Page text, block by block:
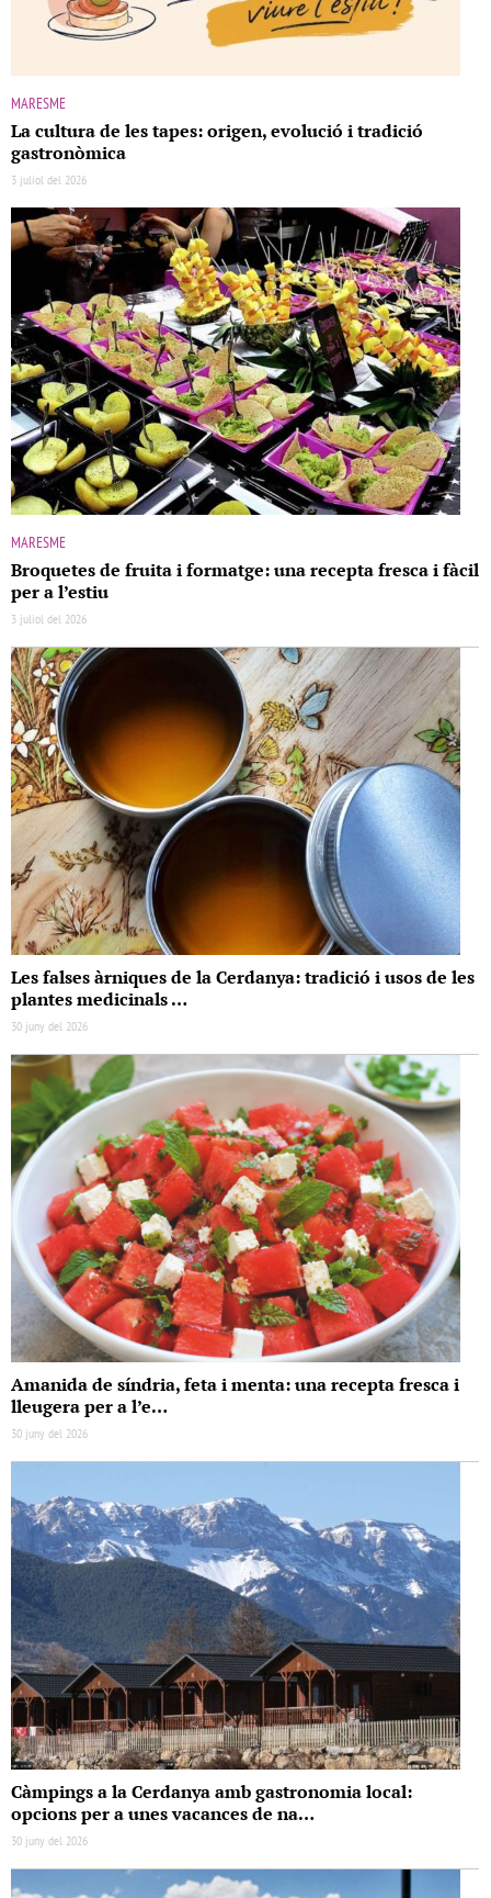
MARESME
La cultura de les tapes: origen, evolució i tradició
gastronòmica
3 juliol del 2026
MARESME
Broquetes de fruita i formatge: una recepta fresca i fàcil
per a l’estiu
3 juliol del 2026
Les falses àrniques de la Cerdanya: tradició i usos de les
plantes medicinals …
30 juny del 2026
Amanida de síndria, feta i menta: una recepta fresca i
lleugera per a l’e…
30 juny del 2026
Càmpings a la Cerdanya amb gastronomia local:
opcions per a unes vacances de na…
30 juny del 2026